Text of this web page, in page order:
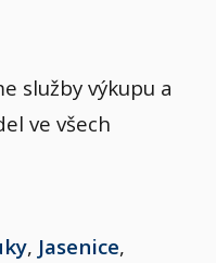
služby výkupu a
ve všech
, Jasenice,